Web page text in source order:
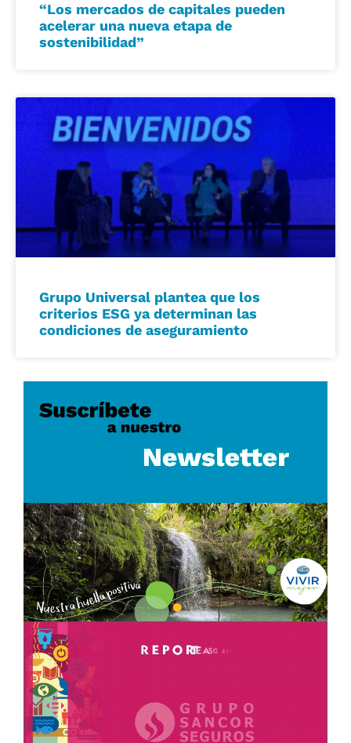
“Los mercados de capitales pueden
acelerar una nueva etapa de
sostenibilidad”
Grupo Universal plantea que los
criterios ESG ya determinan las
condiciones de aseguramiento